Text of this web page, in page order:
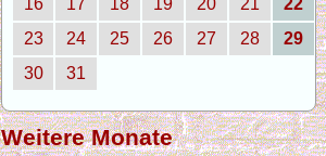
16
17 18 19 20 21
22
23
24 25 26 27 28
29
30
31
Weitere Monate